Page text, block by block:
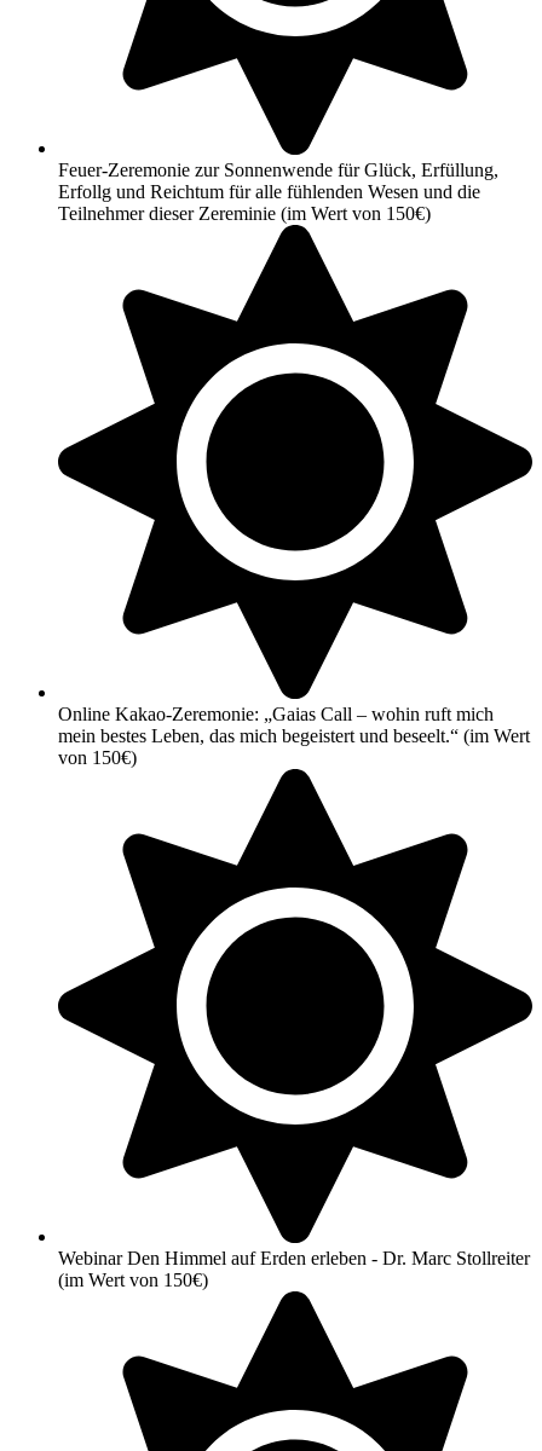
Feuer-Zeremonie zur Sonnenwende für Glück, Erfüllung,
Erfollg und Reichtum für alle fühlenden Wesen und die
Teilnehmer dieser Zereminie (im Wert von 150€)
Online Kakao-Zeremonie: „Gaias Call – wohin ruft mich
mein bestes Leben, das mich begeistert und beseelt.“ (im Wert
von 150€)
Webinar Den Himmel auf Erden erleben - Dr. Marc Stollreiter
(im Wert von 150€)